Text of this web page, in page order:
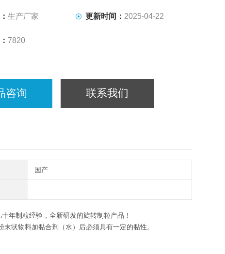
生产厂家 更新时间： 2025-04-22
7820
咨询 联系我们
国产
年制粒经验，全新研发的旋转制粒产品！
状物料加黏合剂（水）后必须具有一定的黏性。